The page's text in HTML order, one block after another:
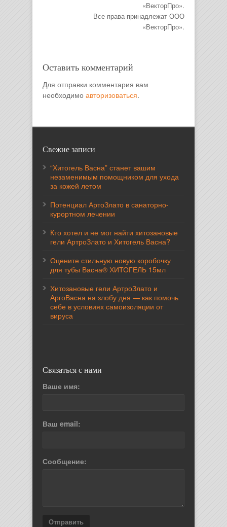
«ВекторПро».
Все права принадлежат ООО
«ВекторПро».
Оставить комментарий
Для отправки комментария вам
необходимо авторизоваться.
Свежие записи
“Хитогель Васна” станет вашим
незаменимым помощником для ухода
за кожей летом
Потенциал АртоЗлато в санаторно-
курортном лечении
Кто хотел и не мог найти хитозановые
гели АртроЗлато и Хитогель Васна?
Оцените стильную новую коробочку
для тубы Васна® ХИТОГЕЛЬ 15мл
Хитозановые гели АртроЗлато и
АргоВасна на злобу дня — как помочь
себе в условиях самоизоляции от
вируса
Связаться с нами
Ваше имя:
Ваш email:
Сообщение:
Отправить